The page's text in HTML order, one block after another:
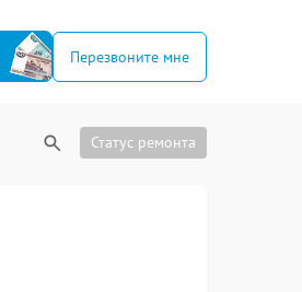
Перезвоните мне
Статус ремонта